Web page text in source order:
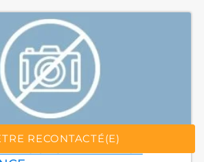
“Excellent”, 165 avis
RECONTACTÉ(E)
BOURSE - NANTES -